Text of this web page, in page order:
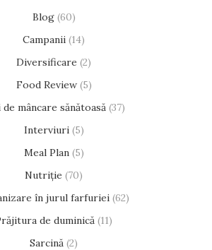
Blog(60)
Campanii (14)
Diversificare (2)
Food Review(5)
mâncare sănătoasă(37)
Interviuri(5)
Meal Plan(5)
Nutriție (70)
în jurul farfuriei (62)
de duminică (11)
Sarcină (2)